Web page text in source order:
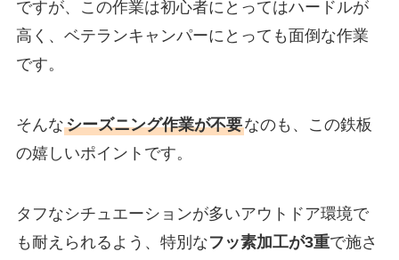
ですが、この作業は初心者にとってはハードルが
高く、ベテランキャンパーにとっても面倒な作業
です。
そんなシーズニング作業が不要なのも、この鉄板
の嬉しいポイントです。
タフなシチュエーションが多いアウトドア環境で
も耐えられるよう、特別なフッ素加工が3重で施さ